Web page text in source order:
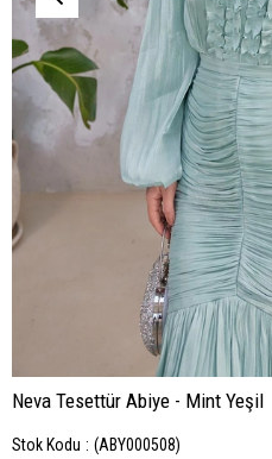
Neva Tesettür Abiye - Mint Yeşil
Stok Kodu (ABY000508)